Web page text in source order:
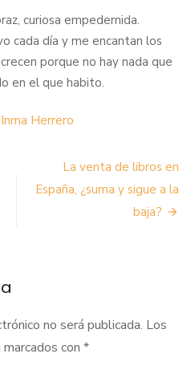
curiosa empedernida.
cada día y me encantan los
porque no hay nada que
en el que habito.
Herrero
La venta de libros en
España, ¿suma y sigue a la
baja?
no será publicada. Los
con *